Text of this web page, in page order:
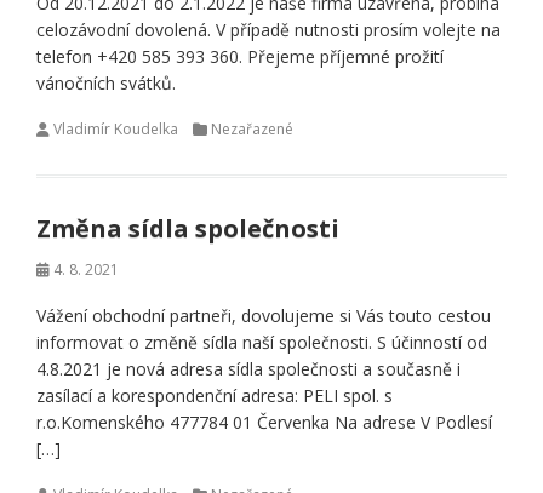
celozávodní dovolená. V případě nutnosti prosím volejte na
telefon +420 585 393 360. Přejeme příjemné prožití
vánočních svátků.
Vladimír Koudelka Nezařazené
Změna sídla společnosti
4. 8. 2021
Vážení obchodní partneři, dovolujeme si Vás touto cestou
informovat o změně sídla naší společnosti. S účinností od
4.8.2021 je nová adresa sídla společnosti a současně i
zasílací a korespondenční adresa: PELI spol. s
r.o.Komenského 477784 01 Červenka Na adrese V Podlesí
[…]